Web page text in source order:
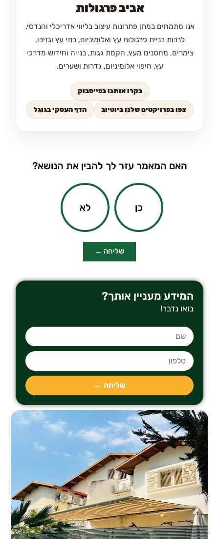
אביב פרגולות
אנו מתמחים במתן פתרונות עיצוב בליווי אדריכלי והנדסי,
לרבות בניית פרגולות עץ ואלומיניום, בתי עץ וגזיבו,
צימרים, מחסנים מעץ, הקמת גגות, בנייה וחידוש מדרכי
עץ, חיפוי אלומיניום, גדרות ושערים.
בקרו אותנו בפייסבוק
צפו בפרויקטים שלנו ביוטיוב הדף העסקי בגוגל
האם המאמר עזר לך להבין את הנושא?
כן לא
שליחה ←
המידע מעניין אותך?
בואו נדבר!
שליחה ←